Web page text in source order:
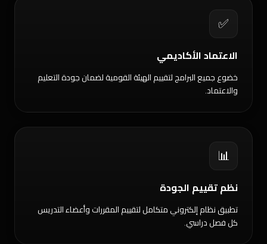
✅
الاعتماد الأكاديمي
خضوع جميع البرامج لتقييم الهيئة القومية لضمان جودة التعليم
والاعتماد.
📊
نظم تقييم الجودة
تطبيق نظام إلكتروني متكامل لتقييم المقررات وأعضاء التدريس
كل فصل دراسي.